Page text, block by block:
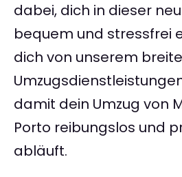
dabei, dich in dieser
bequem und stressfrei
dich von unserem
damit dein Umzug von
Porto reibungslos und
abläuft.